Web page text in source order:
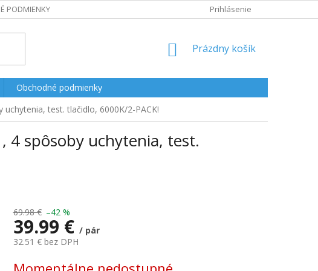
PODMIENKY Prihlásenie
NÁKUPNÝ
Prázdny košík
Obchodné podmienky
test. tlačidlo, 6000K/2-PACK!
4 spôsoby uchytenia, test.
69.98 € –42 %
39.99 € / pár
32.51 € bez DPH